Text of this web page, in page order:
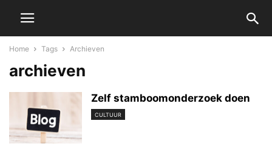
Home Tags Archieven
archieven
Zelf stamboomonderzoek doen
CULTUUR